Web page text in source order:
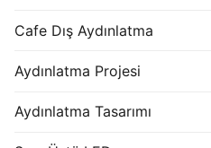
Cafe Dış Aydınlatma
Aydınlatma Projesi
Aydınlatma Tasarımı